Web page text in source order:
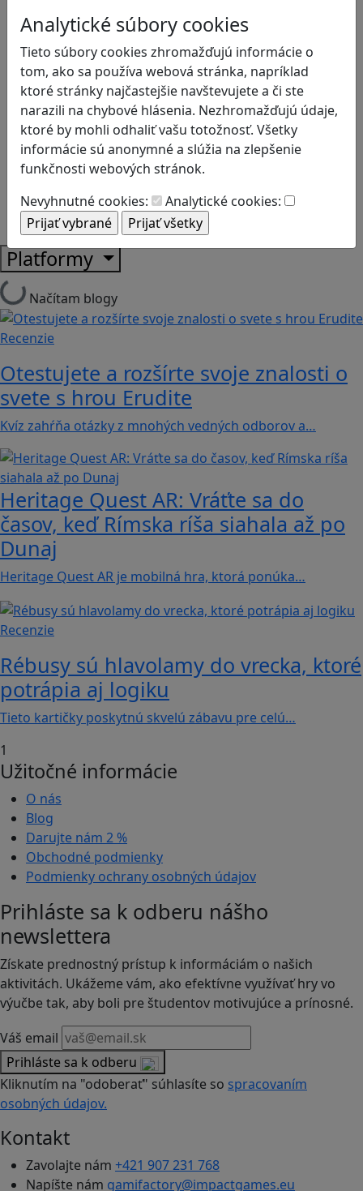
Analytické súbory cookies
Tieto súbory cookies zhromažďujú informácie o
tom, ako sa používa webová stránka, napríklad
ktoré stránky najčastejšie navštevujete a či ste
narazili na chybové hlásenia. Nezhromažďujú údaje,
ktoré by mohli odhaliť vašu totožnosť. Všetky
informácie sú anonymné a slúžia na zlepšenie
funkčnosti webových stránok.
Nevyhnutné cookies:
Analytické cookies:
Globálne vzdelávanie
Kreativita
Kritické myslenie
Kyberšikana
Logické myslenie
Ľudské práva a tolerancia
Motorika a koncentrácia
Programovanie/Technika
Strategické myslenie
Zdravie a pohyb
Platformy
Načítam blogy
Recenzie
Otestujete a rozšírte svoje znalosti o
svete s hrou Erudite
Kvíz zahŕňa otázky z mnohých vedných odborov a…
Heritage Quest AR: Vráťte sa do
časov, keď Rímska ríša siahala až po
Dunaj
Heritage Quest AR je mobilná hra, ktorá ponúka…
Recenzie
Rébusy sú hlavolamy do vrecka, ktoré
potrápia aj logiku
Tieto kartičky poskytnú skvelú zábavu pre celú…
1
Užitočné informácie
O nás
Blog
Darujte nám 2 %
Obchodné podmienky
Podmienky ochrany osobných údajov
Prihláste sa k odberu nášho
newslettera
Získate prednostný prístup k informáciám o našich
aktivitách. Ukážeme vám, ako efektívne využívať hry vo
výučbe tak, aby boli pre študentov motivujúce a prínosné.
Váš email
Prihláste sa k odberu
Kliknutím na "odoberať" súhlasíte so spracovaním
osobných údajov.
Kontakt
Zavolajte nám +421 907 231 768
Napíšte nám gamifactory@impactgames.eu